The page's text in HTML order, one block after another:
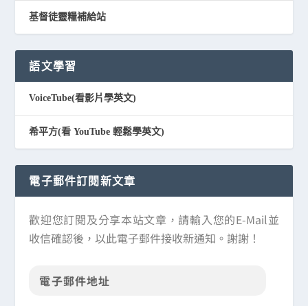
基督徒靈糧補給站
語文學習
VoiceTube(看影片學英文)
希平方(看 YouTube 輕鬆學英文)
電子郵件訂閱新文章
歡迎您訂閱及分享本站文章，請輸入您的E-Mail並
收信確認後，以此電子郵件接收新通知。謝謝！